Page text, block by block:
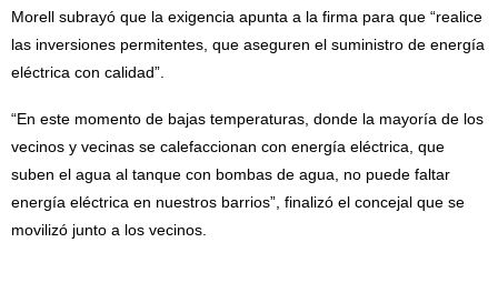
Morell subrayó que la exigencia apunta a la firma para que “realice
las inversiones permitentes, que aseguren el suministro de energía
eléctrica con calidad”.
“En este momento de bajas temperaturas, donde la mayoría de los
vecinos y vecinas se calefaccionan con energía eléctrica, que
suben el agua al tanque con bombas de agua, no puede faltar
energía eléctrica en nuestros barrios”, finalizó el concejal que se
movilizó junto a los vecinos.